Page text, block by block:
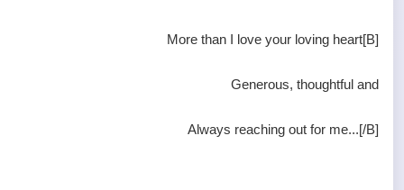
[B]More than I love your loving heart
Generous, thoughtful and
Always reaching out for me...[/B]